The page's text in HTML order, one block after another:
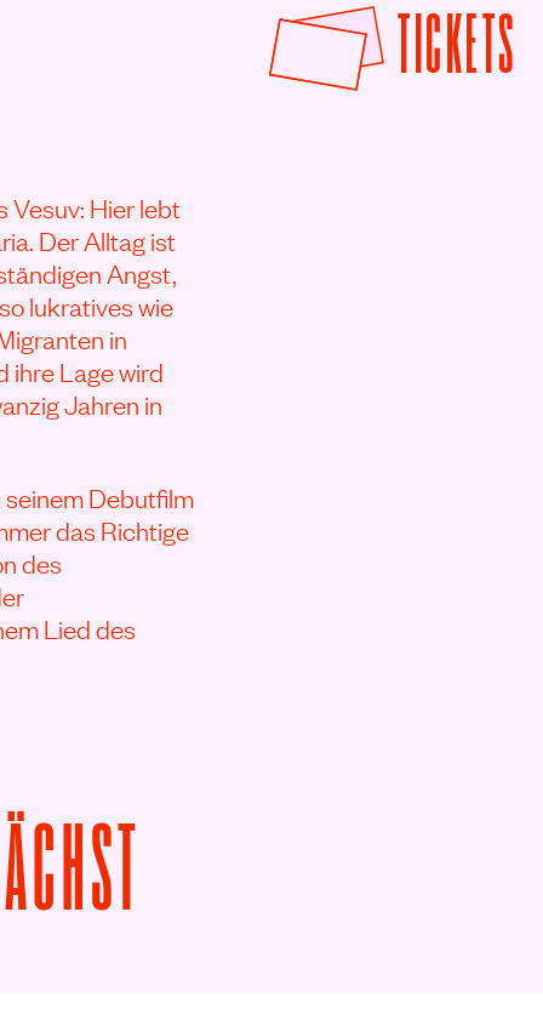
TICKETS
Vesuv: Hier lebt
Der Alltag ist
Angst,
lukratives wie
in
ihre Lage wird
Jahren in
Debutfilm
das Richtige
des
Lied des